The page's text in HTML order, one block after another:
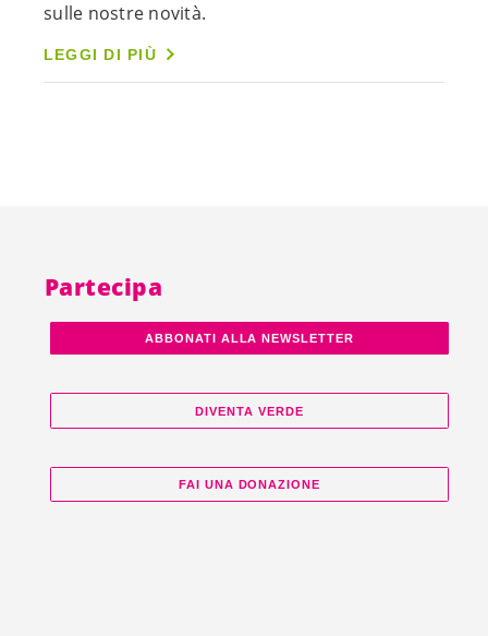
sulle nostre novità.
LEGGI DI PIÙ
Partecipa
ABBONATI ALLA NEWSLETTER
DIVENTA VERDE
FAI UNA DONAZIONE